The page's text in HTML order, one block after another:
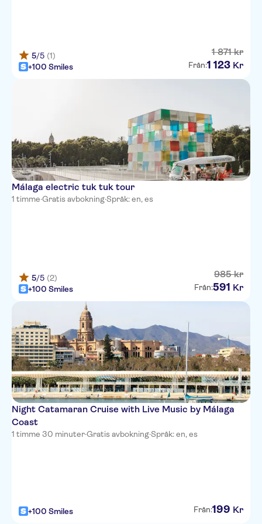
5/5 (1)
+100 Smiles
1 871 kr
Från:1 123 Kr
Málaga electric tuk tuk tour
1 timme·Gratis avbokning·Språk: en, es
5/5 (2)
+100 Smiles
985 kr
Från:591 Kr
Night Catamaran Cruise with Live Music by Málaga
Coast
1 timme 30 minuter·Gratis avbokning·Språk: en, es
+100 Smiles Från:199 Kr